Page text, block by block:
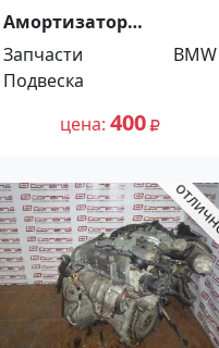
Амортизатор
багажника BMW 318
E46 Краснодар
Запчасти
BMW
Подвеска
цена 400